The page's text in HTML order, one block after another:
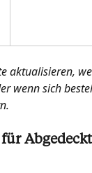
aktualisieren,
wenn sich